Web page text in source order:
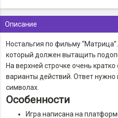
Описание
Ностальгия по фильму
который должен вытащить
На верхней строчке очень
варианты действий. Ответ
символах.
Особенности
Игра написана на